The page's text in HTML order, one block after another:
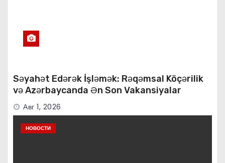
Səyahət Edərək İşləmək: Rəqəmsal Köçərilik
və Azərbaycanda Ən Son Vakansiyalar
Авг 1, 2026
НОВОСТИ